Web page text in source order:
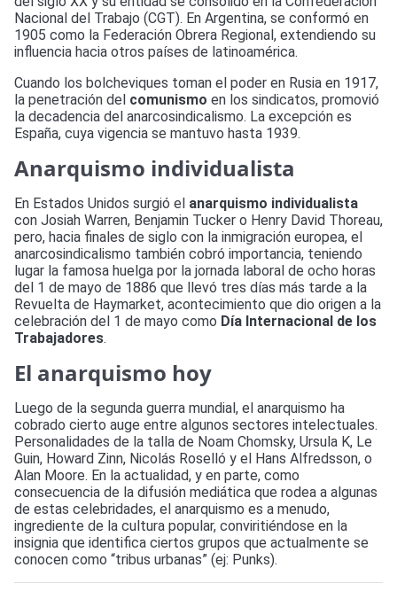
Nacional del Trabajo (CGT). En Argentina, se conformó en
1905 como la Federación Obrera Regional, extendiendo su
influencia hacia otros países de latinoamérica.
Cuando los bolcheviques toman el poder en Rusia en 1917,
la penetración del comunismo en los sindicatos, promovió
la decadencia del anarcosindicalismo. La excepción es
España, cuya vigencia se mantuvo hasta 1939.
Anarquismo individualista
En Estados Unidos surgió el anarquismo individualista
con Josiah Warren, Benjamin Tucker o Henry David Thoreau,
pero, hacia finales de siglo con la inmigración europea, el
anarcosindicalismo también cobró importancia, teniendo
lugar la famosa huelga por la jornada laboral de ocho horas
del 1 de mayo de 1886 que llevó tres días más tarde a la
Revuelta de Haymarket, acontecimiento que dio origen a la
celebración del 1 de mayo como Día Internacional de los
Trabajadores.
El anarquismo hoy
Luego de la segunda guerra mundial, el anarquismo ha
cobrado cierto auge entre algunos sectores intelectuales.
Personalidades de la talla de Noam Chomsky, Ursula K, Le
Guin, Howard Zinn, Nicolás Roselló y el Hans Alfredsson, o
Alan Moore. En la actualidad, y en parte, como
consecuencia de la difusión mediática que rodea a algunas
de estas celebridades, el anarquismo es a menudo,
ingrediente de la cultura popular, conviritiéndose en la
insignia que identifica ciertos grupos que actualmente se
conocen como “tribus urbanas” (ej: Punks).